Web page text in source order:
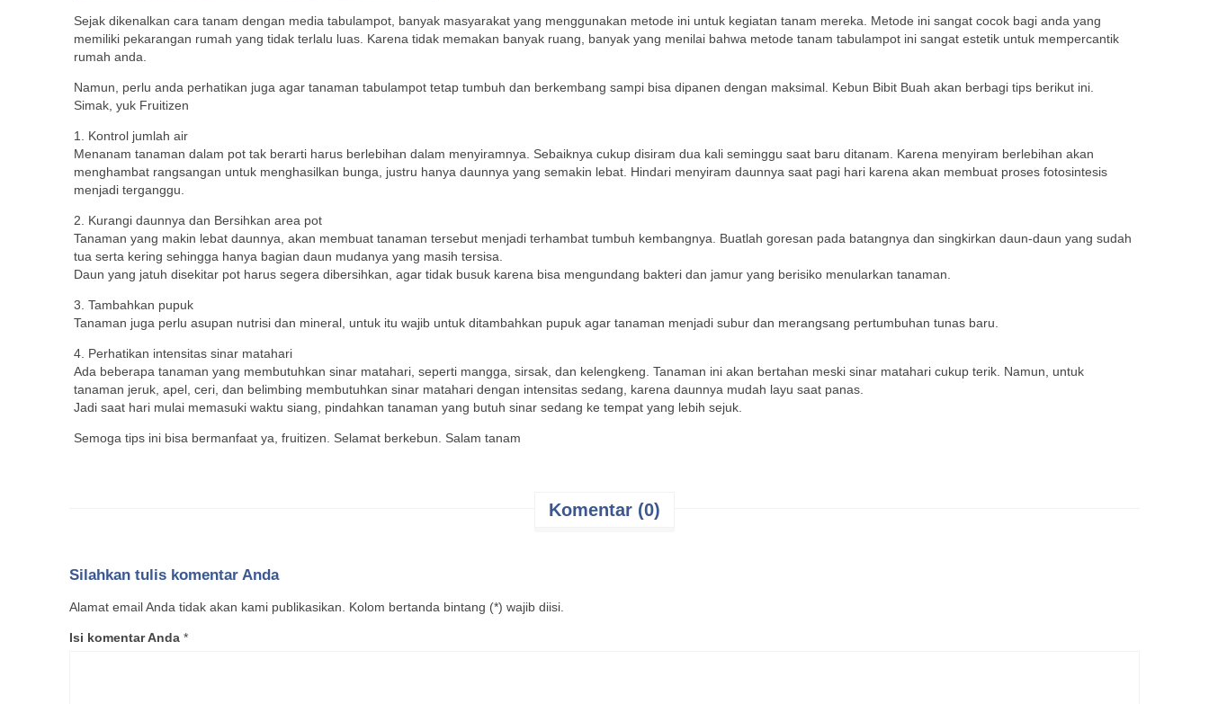
Sejak dikenalkan cara tanam dengan media tabulampot, banyak masyarakat yang menggunakan metode ini untuk kegiatan tanam mereka. Metode ini sangat cocok bagi anda yang
memiliki pekarangan rumah yang tidak terlalu luas. Karena tidak memakan banyak ruang, banyak yang menilai bahwa metode tanam tabulampot ini sangat estetik untuk mempercantik
rumah anda.
Namun, perlu anda perhatikan juga agar tanaman tabulampot tetap tumbuh dan berkembang sampi bisa dipanen dengan maksimal. Kebun Bibit Buah akan berbagi tips berikut ini.
Simak, yuk Fruitizen
1. Kontrol jumlah air
Menanam tanaman dalam pot tak berarti harus berlebihan dalam menyiramnya. Sebaiknya cukup disiram dua kali seminggu saat baru ditanam. Karena menyiram berlebihan akan
menghambat rangsangan untuk menghasilkan bunga, justru hanya daunnya yang semakin lebat. Hindari menyiram daunnya saat pagi hari karena akan membuat proses fotosintesis
menjadi terganggu.
2. Kurangi daunnya dan Bersihkan area pot
Tanaman yang makin lebat daunnya, akan membuat tanaman tersebut menjadi terhambat tumbuh kembangnya. Buatlah goresan pada batangnya dan singkirkan daun-daun yang sudah
tua serta kering sehingga hanya bagian daun mudanya yang masih tersisa.
Daun yang jatuh disekitar pot harus segera dibersihkan, agar tidak busuk karena bisa mengundang bakteri dan jamur yang berisiko menularkan tanaman.
3. Tambahkan pupuk
Tanaman juga perlu asupan nutrisi dan mineral, untuk itu wajib untuk ditambahkan pupuk agar tanaman menjadi subur dan merangsang pertumbuhan tunas baru.
4. Perhatikan intensitas sinar matahari
Ada beberapa tanaman yang membutuhkan sinar matahari, seperti mangga, sirsak, dan kelengkeng. Tanaman ini akan bertahan meski sinar matahari cukup terik. Namun, untuk
tanaman jeruk, apel, ceri, dan belimbing membutuhkan sinar matahari dengan intensitas sedang, karena daunnya mudah layu saat panas.
Jadi saat hari mulai memasuki waktu siang, pindahkan tanaman yang butuh sinar sedang ke tempat yang lebih sejuk.
Semoga tips ini bisa bermanfaat ya, fruitizen. Selamat berkebun. Salam tanam
Komentar (0)
Silahkan tulis komentar Anda
Alamat email Anda tidak akan kami publikasikan. Kolom bertanda bintang (*) wajib diisi.
Isi komentar Anda *